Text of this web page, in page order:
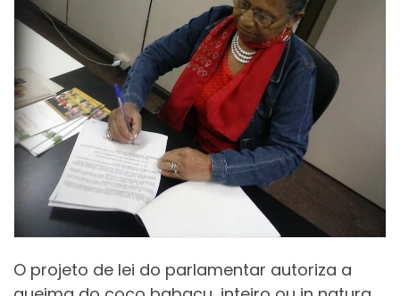
O projeto de lei do parlamentar autoriza a